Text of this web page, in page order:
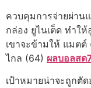
ควบคุมการจ่ายผ่าน
กล่อง ยูไนเต็ด ทำใ
เขาจะข้ามให้ แมตต์
ไกล (64) ผลบอลสด
เป้าหมายน่าจะถูกตั